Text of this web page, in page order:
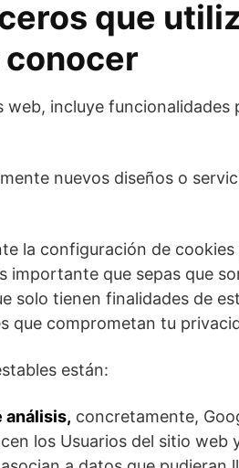
que
web, incluye
nuevos diseños o
la configuración de
importante que sepas que
solo tienen finalidades de
que comprometan tu
están:
análisis, concretamente,
los Usuarios del sitio web